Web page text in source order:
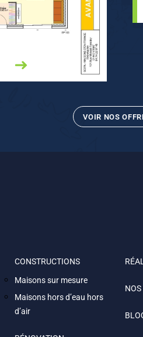
VOIR NOS
CONSTRUCTIONS
Maisons sur mesure
Maisons hors d’eau hors
d’air
NOS